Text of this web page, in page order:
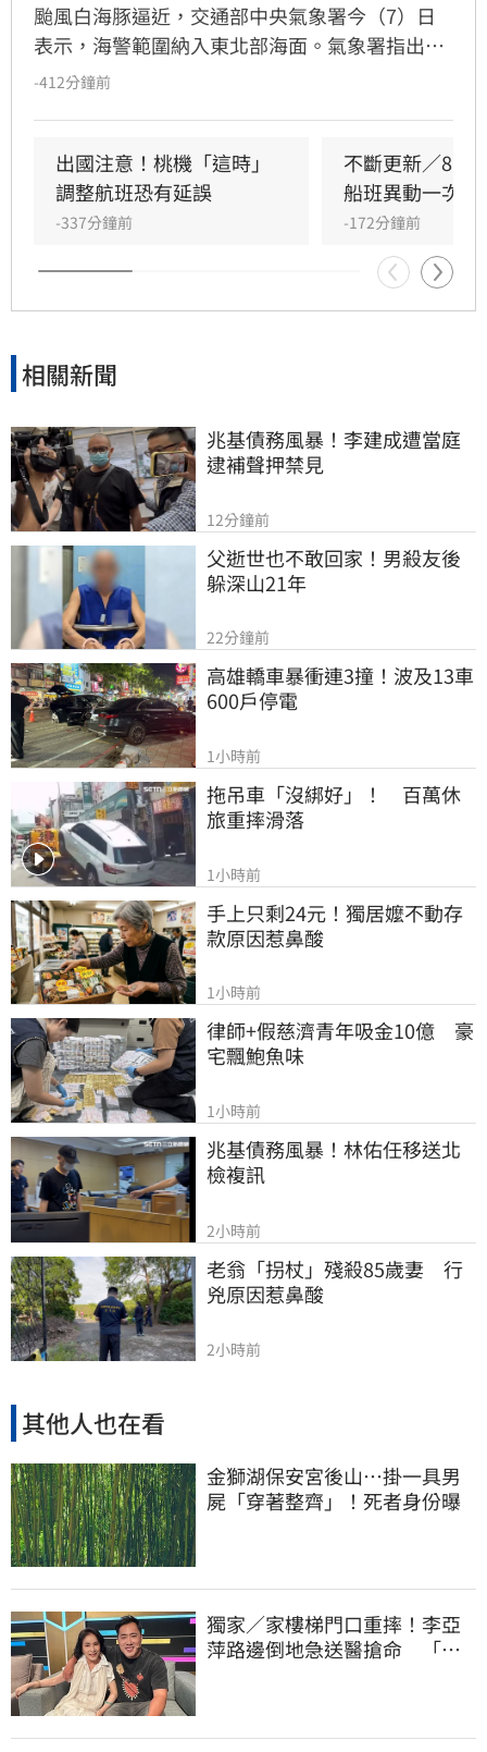
颱風白海豚逼近，交通部中央氣象署今（7）日
表示，海警範圍納入東北部海面。氣象署指出，
白海豚接近的過程中，強度有略微減弱的趨勢，
-412分鐘前
出國注意！桃機「這時」
調整航班恐有延誤
-337分鐘前
不斷更新／8日
船班異動一次看
-172分鐘前
相關新聞
兆基債務風暴！李建成遭當庭
逮補聲押禁見
12分鐘前
父逝世也不敢回家！男殺友後
躲深山21年
22分鐘前
高雄轎車暴衝連3撞！波及13車
600戶停電
1小時前
拖吊車「沒綁好」！　百萬休
旅重摔滑落
1小時前
手上只剩24元！獨居嬤不動存
款原因惹鼻酸
1小時前
律師+假慈濟青年吸金10億　豪
宅飄鮑魚味
1小時前
兆基債務風暴！林佑任移送北
檢複訊
2小時前
老翁「拐杖」殘殺85歲妻　行
兇原因惹鼻酸
2小時前
其他人也在看
金獅湖保安宮後山…掛一具男
屍「穿著整齊」！死者身份曝
獨家／家樓梯門口重摔！李亞
萍路邊倒地急送醫搶命 「最